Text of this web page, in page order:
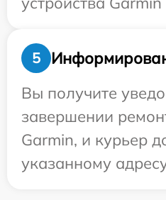
5
Вы получите
завершении
Garmin, и курьер
указанному